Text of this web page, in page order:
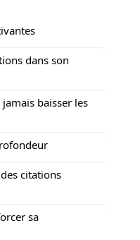
dans son
baisser les
citations
sa